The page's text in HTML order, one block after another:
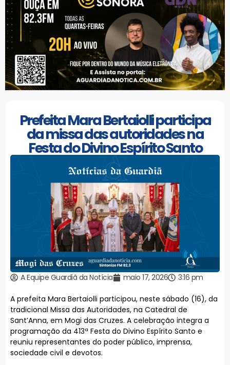
Prefeita Mara Bertaiolli participa
da missa das autoridades na
Festa do Divino Espírito Santo
A Equipe Guardiã da Notícia maio 17, 2026 3:16 pm
A prefeita Mara Bertaiolli participou, neste sábado (16), da
tradicional Missa das Autoridades, na Catedral de
Sant’Anna, em Mogi das Cruzes. A celebração integra a
programação da 413ª Festa do Divino Espírito Santo e
reuniu representantes do poder público, imprensa,
sociedade civil e devotos.